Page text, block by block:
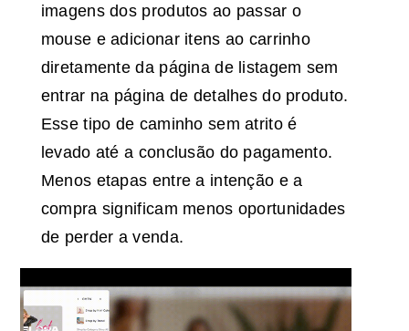
imagens dos produtos ao passar o
mouse e adicionar itens ao carrinho
diretamente da página de listagem sem
entrar na página de detalhes do produto.
Esse tipo de caminho sem atrito é
levado até a conclusão do pagamento.
Menos etapas entre a intenção e a
compra significam menos oportunidades
de perder a venda.